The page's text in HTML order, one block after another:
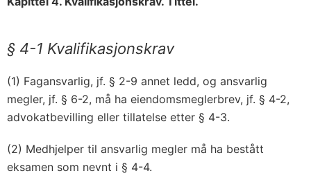
§ 4-1 Kvalifikasjonskrav
(1) Fagansvarlig, jf. § 2-9 annet ledd, og ansvarlig
megler, jf. § 6-2, må ha eiendomsmeglerbrev, jf. § 4-2,
advokatbevilling eller tillatelse etter § 4-3.
(2) Medhjelper til ansvarlig megler må ha bestått
eksamen som nevnt i § 4-4.